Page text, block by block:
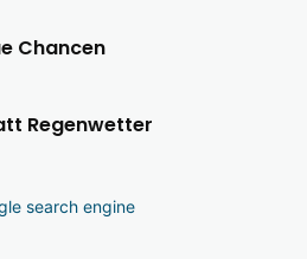
Chancen
Regenwetter